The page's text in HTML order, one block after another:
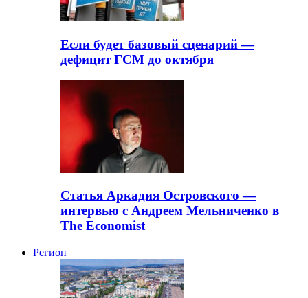
Если будет базовый сценарий —
дефицит ГСМ до октября
Статья Аркадия Островского —
интервью с Андреем Мельниченко в
The Economist
Регион